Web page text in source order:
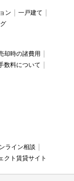
ン
一戸建て
却時の諸費用
数料について
ライン相談
クト賃貸サイト